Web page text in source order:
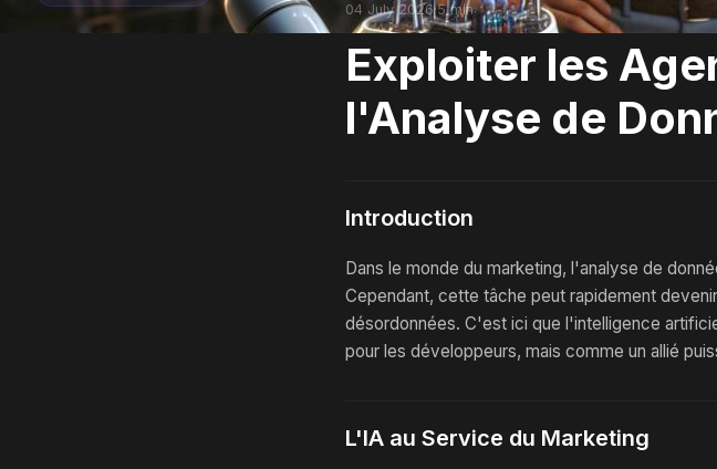
04 July 2026·5 min
Exploiter les
l'Analyse de
Introduction
Dans le monde du marketing, l'analyse de
Cependant, cette tâche peut rapidement
désordonnées. C'est ici que l'intelligence
pour les développeurs, mais comme un allié
L'IA au Service du Marketing